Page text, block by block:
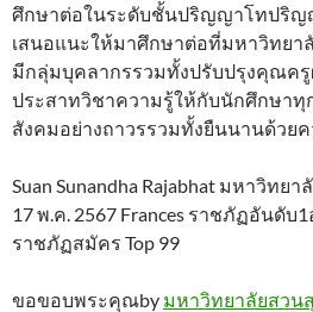
ศึกษาต่อในระดับชั้นปริญญาโทปริญ
เสนอแนะให้มาศึกษาต่อที่มหาวิทยา
มีกลุ่มบุคลากรรวมทั้งปรับปรุงคุณค
ประสาทวิชาความรู้ให้กับนักศึกษาทุ
สังคมอย่างถาวรรวมทั้งยืนนานด้วย
Suan Sunandha Rajabhat มหาวิทย
17 พ.ค. 2567 Frances ราชภัฏอันดับ
ราชภัฏสมัคร Top 99
ขอขอบพระคุณby มหาวิทยาลัยสวน